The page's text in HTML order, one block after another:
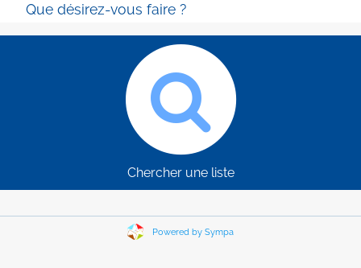
Que désirez-vous faire ?
Chercher une liste
Powered by Sympa